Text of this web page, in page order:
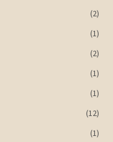
(2)
(1)
(2)
(1)
(1)
(12)
(1)